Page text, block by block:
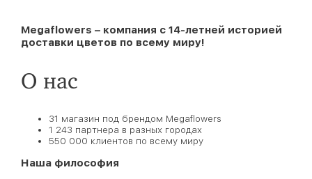
Megaflowers – компания с 14-летней историей
доставки цветов по всему миру!
О нас
31 магазин под брендом Megaflowers
1 243 партнера в разных городах
550 000 клиентов по всему миру
Наша философия